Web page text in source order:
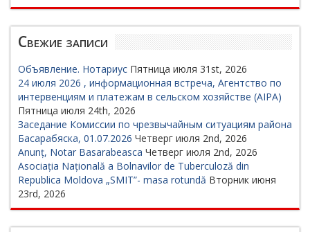
Свежие записи
Объявление. Нотариус Пятница июля 31st, 2026
24 июля 2026 , информационная встреча, Агентство по
интервенциям и платежам в сельском хозяйстве (AIPA)
Пятница июля 24th, 2026
Заседание Комиссии по чрезвычайным ситуациям района
Басарабяска, 01.07.2026 Четверг июля 2nd, 2026
Anunț, Notar Basarabeasca Четверг июля 2nd, 2026
Asociația Națională a Bolnavilor de Tuberculoză din
Republica Moldova „SMIT”- masa rotundă Вторник июня
23rd, 2026